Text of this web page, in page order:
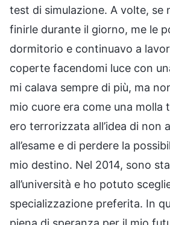
test di simulazione. A volte, se
finirle durante il giorno, me le
dormitorio e continuavo a
coperte facendomi luce con
mi calava sempre di più, ma
mio cuore era come una molla
ero terrorizzata all’idea di non
all’esame e di perdere la
mio destino. Nel 2014, sono
all’università e ho potuto
specializzazione preferita. In